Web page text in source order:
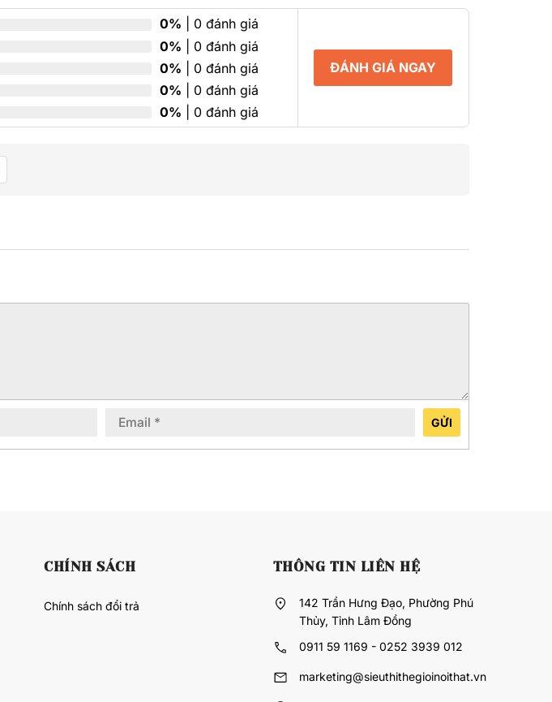
sao
sao
0% | 0 đánh giá
0% | 0 đánh giá
0% | 0 đánh giá
0% | 0 đánh giá
0% | 0 đánh giá
ĐÁNH GIÁ NGAY
GỬI
CHÍNH SÁCH
Chính sách đổi trả
THÔNG TIN LIÊN HỆ
142 Trần Hưng Đạo, Phường Phú
Thủy, Tỉnh Lâm Đồng
0911 59 1169 - 0252 3939 012
marketing@sieuthithegioinoithat.vn